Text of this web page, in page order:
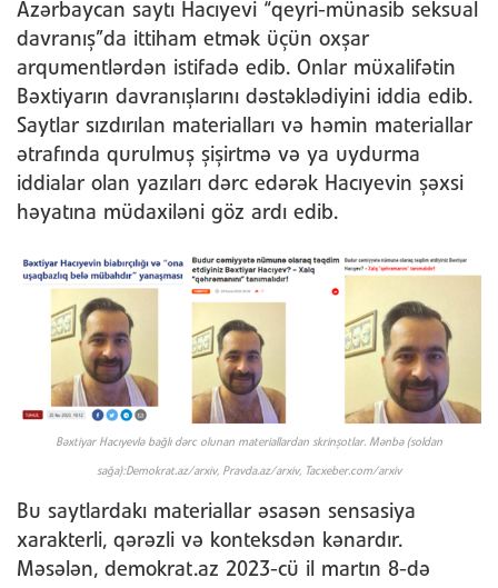
Azərbaycan saytı Hacıyevi “qeyri-münasib seksual
davranış”da ittiham etmək üçün oxşar
arqumentlərdən istifadə edib. Onlar müxalifətin
Bəxtiyarın davranışlarını dəstəklədiyini iddia edib.
Saytlar sızdırılan materialları və həmin materiallar
ətrafında qurulmuş şişirtmə və ya uydurma
iddialar olan yazıları dərc edərək Hacıyevin şəxsi
həyatına müdaxiləni göz ardı edib.
Bəxtiyar Hacıyevlə bağlı dərc olunan materiallardan skrinşotlar. Mənbə (soldan
sağa):Demokrat.az/arxiv, Pravda.az/arxiv, Tacxeber.com/arxiv
Bu saytlardakı materiallar əsasən sensasiya
xarakterli, qərəzli və konteksdən kənardır.
Məsələn, demokrat.az 2023-cü il martın 8-də